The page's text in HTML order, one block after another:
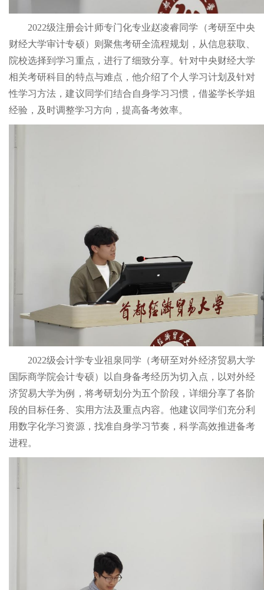
2022级注册会计师专门化专业赵凌睿同学（考研至中央
财经大学审计专硕）则聚焦考研全流程规划，从信息获取、
院校选择到学习重点，进行了细致分享。针对中央财经大学
相关考研科目的特点与难点，他介绍了个人学习计划及针对
性学习方法，建议同学们结合自身学习习惯，借鉴学长学姐
经验，及时调整学习方向，提高备考效率。
2022级会计学专业祖泉同学（考研至对外经济贸易大学
国际商学院会计专硕）以自身备考经历为切入点，以对外经
济贸易大学为例，将考研划分为五个阶段，详细分享了各阶
段的目标任务、实用方法及重点内容。他建议同学们充分利
用数字化学习资源，找准自身学习节奏，科学高效推进备考
进程。